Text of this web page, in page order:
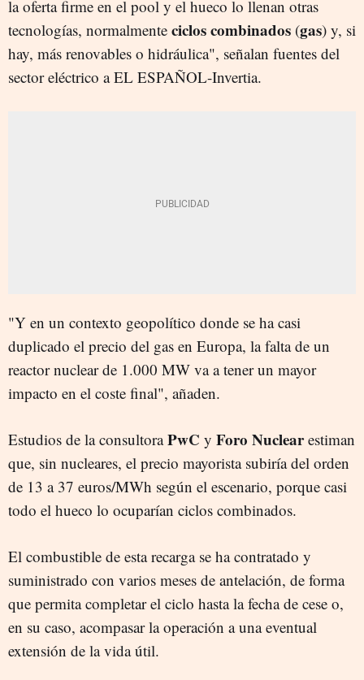
la oferta firme en el pool y el hueco lo llenan otras
tecnologías, normalmente ciclos combinados (gas) y, si
hay, más renovables o hidráulica", señalan fuentes del
sector eléctrico a EL ESPAÑOL-Invertia.
"Y en un contexto geopolítico donde se ha casi
duplicado el precio del gas en Europa, la falta de un
reactor nuclear de 1.000 MW va a tener un mayor
impacto en el coste final", añaden.
Estudios de la consultoraPwC y Foro Nuclearestiman
que, sin nucleares, el precio mayorista subiría del orden
de 13 a 37 euros/MWh según el escenario, porque casi
todo el hueco lo ocuparían ciclos combinados.
El combustible de esta recarga se ha contratado y
suministrado con varios meses de antelación, de forma
que permita completar el ciclo hasta la fecha de cese o,
en su caso, acompasar la operación a una eventual
extensión de la vida útil.